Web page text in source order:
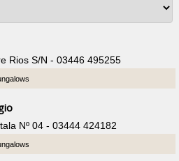
Rios S/N - 03446 495255
Nº 04 - 03444 424182